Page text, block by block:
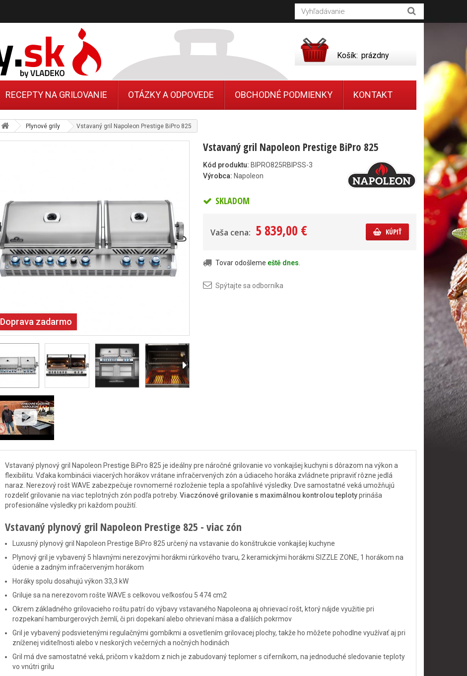
Plynové grily Vstavaný gril Napoleon Prestige BiPro 825
Doprava zadarmo
Vstavaný gril Napoleon Prestige BiPro 825
Kód produktu: BIPRO825RBIPSS-3
Výrobca: Napoleon
SKLADOM
Vaša cena: 5 839,00 € KÚPIŤ
Tovar odošleme eště dnes
Spýtajte sa odborníka
Vstavaný plynový gril Napoleon Prestige BiPro 825 je ideálny pre náročné grilovanie vo vonkajšej kuchyni s dôrazom na výkon a
flexibilitu. Vďaka kombinácii viacerých horákov vrátane infračervených zón a údiaceho horáka zvládnete pripraviť rôzne jedlá
naraz. Nerezový rošt WAVE zabezpečuje rovnomerné rozloženie tepla a spoľahlivé výsledky. Dve samostatné veká umožňujú
rozdeliť grilovanie na viac teplotných zón podľa potreby. Viaczónové grilovanie s maximálnou kontrolou teplotyprináša
profesionálne výsledky pri každom použití.
Vstavaný plynový gril Napoleon Prestige 825 - viac zón
Luxusný plynový gril Napoleon Prestige BiPro 825 určený na vstavanie do konštrukcie vonkajšej kuchyne
Plynový gril je vybavený 5 hlavnými nerezovými horákmi rúrkového tvaru, 2 keramickými horákmi SIZZLE ZONE, 1 horákom na
údenie a zadným infračerveným horákom
Horáky spolu dosahujú výkon 33,3 kW
Griluje sa na nerezovom rošte WAVE s celkovou veľkosťou 5 474 cm2
Okrem základného grilovacieho roštu patrí do výbavy vstavaného Napoleona aj ohrievací rošt, ktorý nájde využitie pri
rozpekaní hamburgerových žemlí, či pri dopekaní alebo ohrievaní mäsa a ďalších pokrmov
Gril je vybavený podsvietenými regulačnými gombíkmi a osvetlením grilovacej plochy, takže ho môžete pohodlne využívať aj pri
zníženej viditeľnosti alebo v neskorých večerných a nočných hodinách
Gril má dve samostatné veká, pričom v každom z nich je zabudovaný teplomer s ciferníkom, na jednoduché sledovanie teploty
vo vnútri grilu
Košík: prázdny
RECEPTY NA GRILOVANIE OTÁZKY A ODPOVEDE OBCHODNÉ PODMIENKY KONTAKT